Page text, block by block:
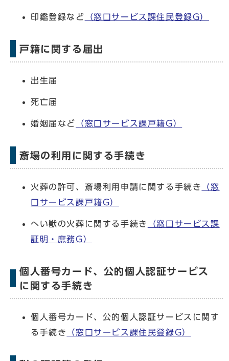
印鑑登録など （窓口サービス課住民登録G）
戸籍に関する届出
出生届
死亡届
婚姻届など （窓口サービス課戸籍G）
斎場の利用に関する手続き
火葬の許可、斎場利用申請に関する手続き
（窓
口サービス課戸籍G）
へい獣の火葬に関する手続き
（窓口サービス課
証明・庶務G）
個人番号カード、公的個人認証サービス
に関する手続き
個人番号カード、公的個人認証サービスに関す
る手続き
（窓口サービス課住民登録G）